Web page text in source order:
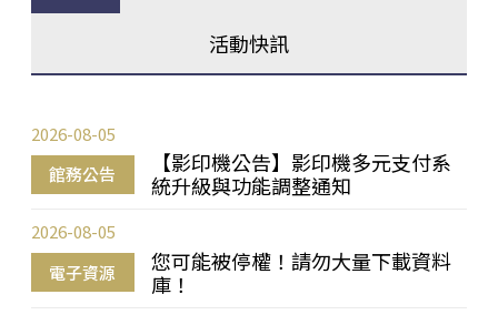
活動快訊
館務公告
【影印機公告】影印機多元支付系
統升級與功能調整通知
2026-08-05
電子資源
您可能被停權！請勿大量下載資料
庫！
2026-08-05